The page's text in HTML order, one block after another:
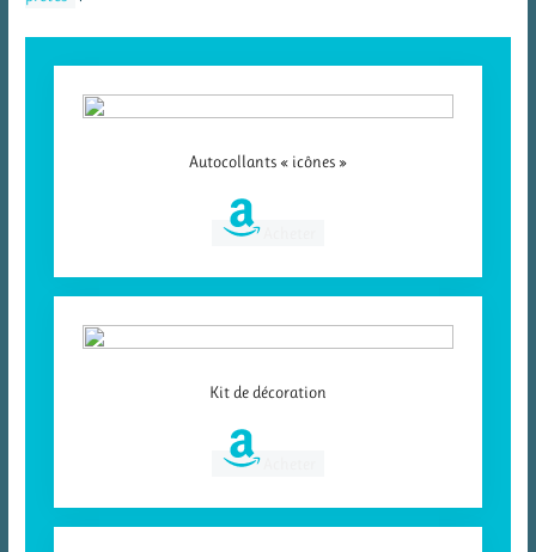
Autocollants « icônes »
Kit de décoration